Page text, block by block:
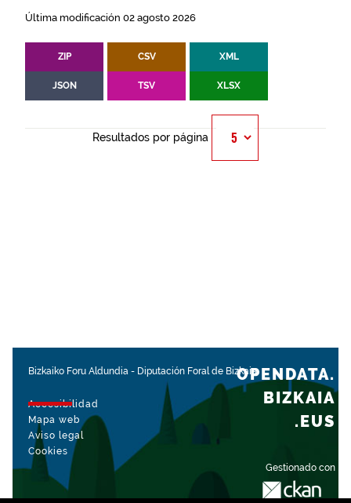
Última modificación 02 agosto 2026
ZIP CSV XML
JSON TSV XLSX
Resultados por página
Bizkaiko Foru Aldundia - Diputación Foral de Bizkaia
Accesibilidad
Mapa web
Aviso legal
Cookies
Gestionado con
OPENDATA.
BIZKAIA
.EUS